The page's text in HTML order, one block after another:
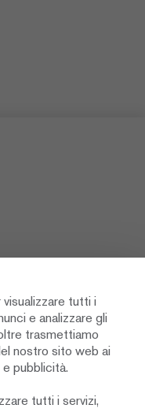
tutti i
e analizzare gli
trasmettiamo
nostro sito web ai
pubblicità.
tutti i servizi,